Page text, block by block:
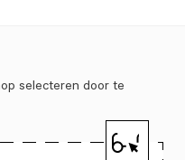
selecteren door te